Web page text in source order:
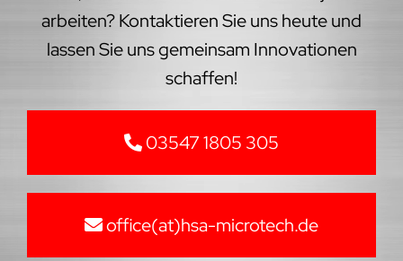
arbeiten? Kontaktieren Sie uns heute und
lassen Sie uns gemeinsam Innovationen
schaffen!
03547 1805 305
office(at)hsa-microtech.de